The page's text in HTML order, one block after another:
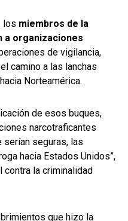
los miembros de la
a organizaciones
de vigilancia,
camino a las lanchas
Norteamérica.
de esos buques,
narcotraficantes
serían seguras, las
hacia Estados Unidos”,
contra la criminalidad
que hizo la